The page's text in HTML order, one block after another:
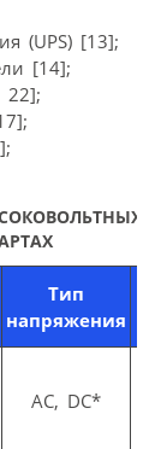
(UPS) [13];
[14];
22];
Тип
напряжения
AC, DC*